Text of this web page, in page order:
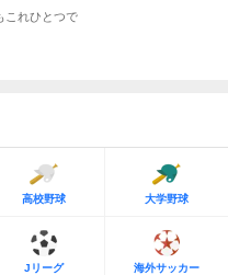
これひとつで
高校野球 大学野球
Jリーグ 海外サッカー